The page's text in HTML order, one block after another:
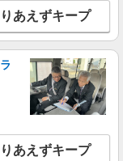
あえずキープ
あえずキープ